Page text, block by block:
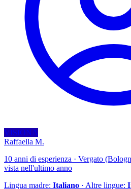
VISIONA
Raffaella M.
10 anni di esperienza · Vergato
vista nell'ultimo anno
Lingua madre: Italiano · Altre lingue: